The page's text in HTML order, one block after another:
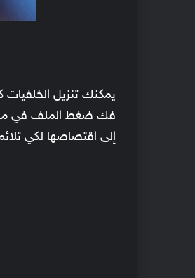
يمكنك تنزيل الخلفيات
فك ضغط الملف في
إلى اقتصاصها لكي